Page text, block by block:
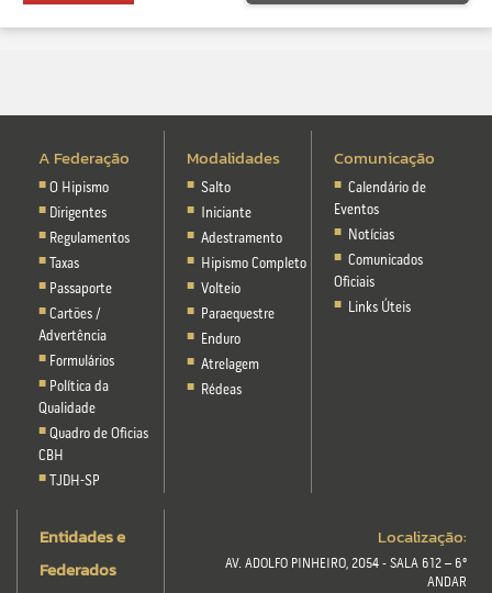
A Federação
O Hipismo
Dirigentes
Regulamentos
Taxas
Passaporte
Cartões /
Advertência
Formulários
Política da
Qualidade
Quadro de Oficias
CBH
TJDH-SP
Modalidades
Salto
Iniciante
Adestramento
Hipismo Completo
Volteio
Paraequestre
Enduro
Atrelagem
Rédeas
Comunicação
Calendário de
Eventos
Notícias
Comunicados
Oficiais
Links Úteis
Entidades e
Federados
Localização:
AV. ADOLFO PINHEIRO, 2054 - SALA 612 – 6º
ANDAR